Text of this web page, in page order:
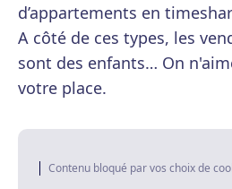
d’appartements en
A côté de ces types, les
sont des enfants… On
votre place.
Contenu bloqué par vos choix de